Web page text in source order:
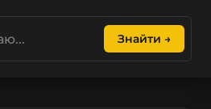
Знайти →